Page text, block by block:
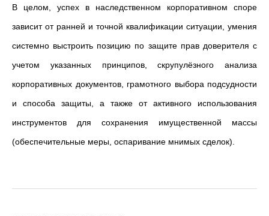
В целом, успех в наследственном корпоративном споре
зависит от ранней и точной квалификации ситуации, умения
системно выстроить позицию по защите прав доверителя с
учетом указанных принципов, скрупулёзного анализа
корпоративных документов, грамотного выбора подсудности
и способа защиты, а также от активного использования
инструментов для сохранения имущественной массы
(обеспечительные меры, оспаривание мнимых сделок).